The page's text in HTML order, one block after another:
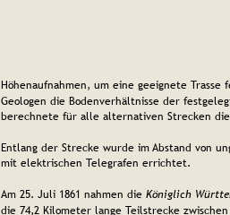
Höhenaufnahmen, um eine geeignete
Geologen die Bodenverhältnisse der
berechnete für alle alternativen Strecken
Entlang der Strecke wurde im Abstand von
mit elektrischen Telegrafen errichtet.
Am 25. Juli 1861 nahmen die Königlich
die 74,2 Kilometer lange Teilstrecke